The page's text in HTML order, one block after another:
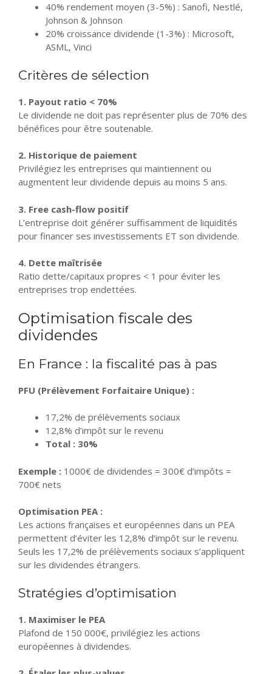
40% rendement moyen (3-5%) : Sanofi, Nestlé,
Johnson & Johnson
20% croissance dividende (1-3%) : Microsoft,
ASML, Vinci
Critères de sélection
1. Payout ratio < 70%
Le dividende ne doit pas représenter plus de 70% des
bénéfices pour être soutenable.
2. Historique de paiement
Privilégiez les entreprises qui maintiennent ou
augmentent leur dividende depuis au moins 5 ans.
3. Free cash-flow positif
L’entreprise doit générer suffisamment de liquidités
pour financer ses investissements ET son dividende.
4. Dette maîtrisée
Ratio dette/capitaux propres < 1 pour éviter les
entreprises trop endettées.
Optimisation fiscale des
dividendes
En France : la fiscalité pas à pas
PFU (Prélèvement Forfaitaire Unique) :
17,2% de prélèvements sociaux
12,8% d’impôt sur le revenu
Total : 30%
Exemple : 1000€ de dividendes = 300€ d’impôts =
700€ nets
Optimisation PEA :
Les actions françaises et européennes dans un PEA
permettent d’éviter les 12,8% d’impôt sur le revenu.
Seuls les 17,2% de prélèvements sociaux s’appliquent
sur les dividendes étrangers.
Stratégies d’optimisation
1. Maximiser le PEA
Plafond de 150 000€, privilégiez les actions
européennes à dividendes.